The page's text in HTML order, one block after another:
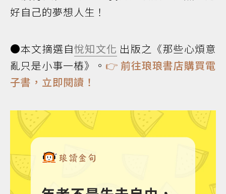
好自己的夢想人生！
●本文摘選自悅知文化 出版之《那些心煩意
亂只是小事一樁》。 👉 前往琅琅書店購買電
子書，立即閱讀！